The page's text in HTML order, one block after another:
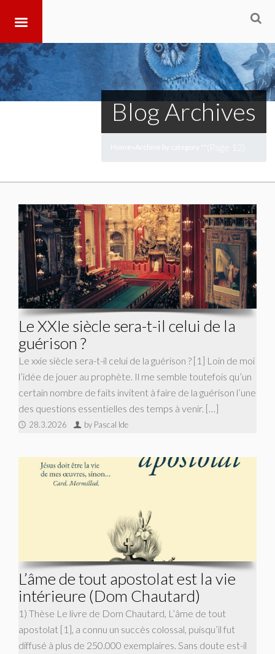
Blog Archives
Le XXIe siècle sera-t-il celui de la
guérison ?
Le xxie siècle sera-t-il celui de la guérison ? [1] Loin de moi
l’idée de jouer au prophète. Il me semble toutefois qu’un
certain nombre de faits invitent à faire de la guérison l’une
des questions essentielles des temps à venir. […]
28.3.2026 by Pascal Ide
L’âme de tout apostolat est la vie
intérieure (Dom Chautard)
1) Thèse Le livre de Dom Chautard, L’âme de tout
apostolat [1], a connu un succès colossal, puisqu’il fut
diffusé à plus de 250.000 exemplaires. Sans doute est-il